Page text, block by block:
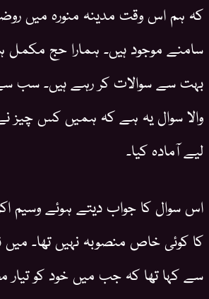
کہ ہم اس وقت مدینہ منورہ میں
سامنے موجود ہیں۔ ہمارا حج مکمل
بہت سے سوالات کر رہے ہیں۔ سب سے
والا سوال یہ ہے کہ ہمیں کس چیز
لیے آمادہ کیا۔
اس سوال کا جواب دیتے ہوئے وسیم
کا کوئی خاص منصوبہ نہیں تھا۔
سے کہا تھا کہ جب میں خود کو تیار